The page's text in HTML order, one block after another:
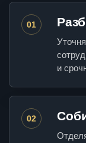
01
и
02